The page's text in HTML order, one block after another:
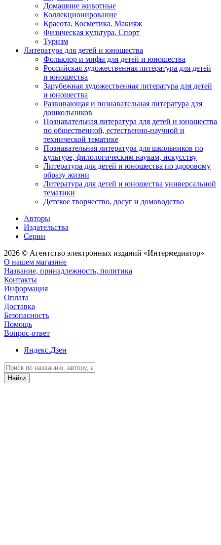
Домашние животные
Коллекционирование
Красота. Косметика. Макияж
Физическая культура. Спорт
Туризм
Литература для детей и юношества
Фольклор и мифы для детей и юношества
Российская художественная литература для детей
и юношества
Зарубежная художественная литература для детей
и юношества
Развивающая и познавательная литература для
дошкольников
Познавательная литература для детей и юношества
по общественной, естественно-научной и
технической тематике
Познавательная литература для школьников по
культуре, филологическим наукам, искусству
Литература для детей и юношества по здоровому
образу жизни
Литература для детей и юношества универсальной
тематики
Детское творчество, досуг и домоводство
Авторы
Издательства
Серии
2026 © Агентство электронных изданий «Интермедиатор»
О нашем магазине
Название, принадлежность, политика
Контакты
Информация
Оплата
Доставка
Безопасность
Помощь
Вопрос-ответ
Яндекс.Дзен
Найти